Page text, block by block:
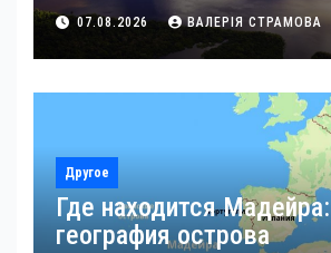
07.08.2026 ВАЛЕРІЯ СТРАМОВА
Другое
Где находится Мадейра:
география острова